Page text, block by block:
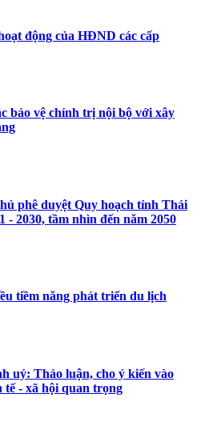
động của HĐND các cấp
bảo vệ chính trị nội bộ với xây
phê duyệt Quy hoạch tỉnh Thái
- 2030, tầm nhìn đến năm 2050
tiềm năng phát triển du lịch
uỷ: Thảo luận, cho ý kiến vào
- xã hội quan trọng